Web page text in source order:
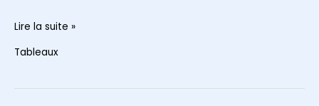
Comment
Lire la suite »
Tableaux